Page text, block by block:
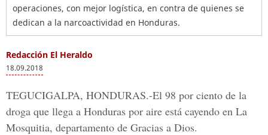
operaciones, con mejor logística, en contra de quienes se
dedican a la narcoactividad en Honduras.
Redacción El Heraldo
18.09.2018
TEGUCIGALPA, HONDURAS.-El 98 por ciento de la
droga que llega a Honduras por aire está cayendo en La
Mosquitia, departamento de Gracias a Dios.